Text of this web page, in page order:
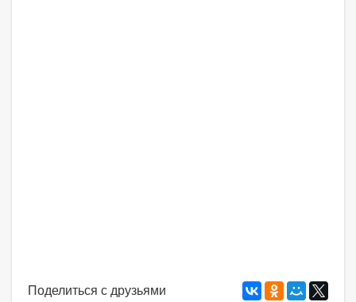
Поделиться с друзьями